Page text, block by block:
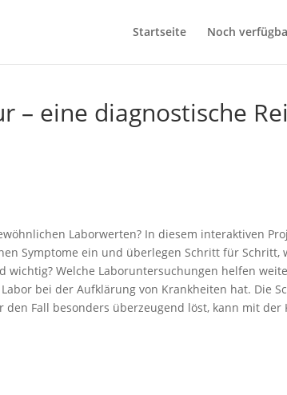
Startseite Noch
– eine diagnostische
Laborwerten? In diesem interaktiven
Symptome ein und überlegen Schritt für
Welche Laboruntersuchungen helfen
bei der Aufklärung von Krankheiten hat. Die
Fall besonders überzeugend löst, kann mit